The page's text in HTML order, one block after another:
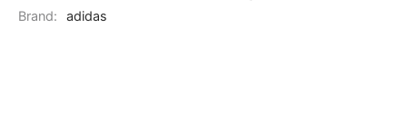
Brand:
adidas